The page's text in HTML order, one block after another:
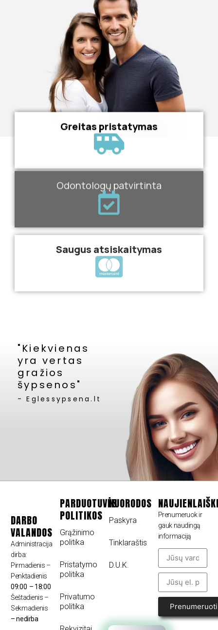
Greitas pristatymas
Odontologų patvirtinta
Saugus atsiskaitymas
"Kiekvienas
yra vertas
gražios
šypsenos"
- Eglessypsena.lt
DARBO
VALANDOS
Administracija
dirba:
Pirmadienis –
Penktadienis
09:00 – 18:00
Šeštadienis –
Sekmadienis
– nedirba
PARDUOTUVĖS
POLITIKOS
Grąžinimo
politika
Pristatymo
politika
Privatumo
politika
NUORODOS
Paskyra
Tinklaraštis
D.U.K.
Prenumeruok ir
gauk naudingą
informaciją
Prenumeruoti